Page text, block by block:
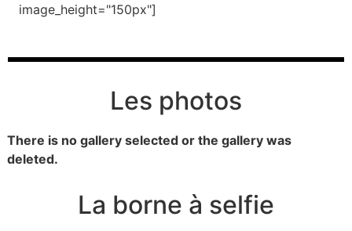
image_height="150px"]
Les photos
There is no gallery selected or the gallery was
deleted.
La borne à selfie